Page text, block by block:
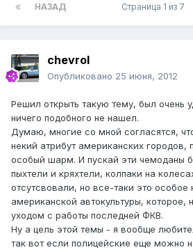
НАЗАД Страница 1 из 7
chevrol
Опубликовано 25 июня, 2012
Решил открыть такую тему, был очень
ничего подобного не нашел.
Думаю, многие со мной согласятся,
некий атрибут американских
особый шарм. И пускай эти чемоданы
пыхтели и кряхтели, колпаки на
отсутсвовали, но все-таки это особое
американской автокультуры, которое,
уходом с работы последней ФКВ.
Ну а цель этой темы - я вообще
так вот если полицейские еще можно